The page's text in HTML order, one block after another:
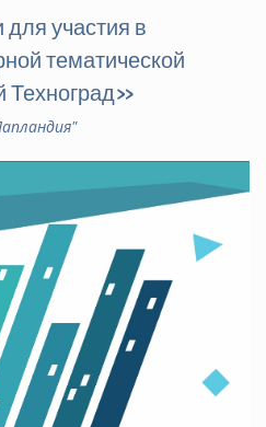
участия в
тематической